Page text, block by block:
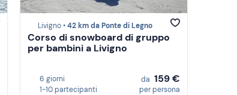
Livigno •42 km da Ponte di Legno
Corso di snowboard di gruppo
per bambini a Livigno
6 giorni
1-10 partecipanti
da 159 €
per persona